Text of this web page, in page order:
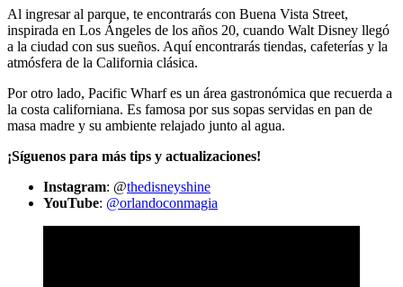
Al ingresar al parque, te encontrarás con Buena Vista Street,
inspirada en Los Ángeles de los años 20, cuando Walt Disney llegó
a la ciudad con sus sueños. Aquí encontrarás tiendas, cafeterías y la
atmósfera de la California clásica.
Por otro lado, Pacific Wharf es un área gastronómica que recuerda a
la costa californiana. Es famosa por sus sopas servidas en pan de
masa madre y su ambiente relajado junto al agua.
¡Síguenos para más tips y actualizaciones!
Instagram: @thedisneyshine
YouTube: @orlandoconmagia